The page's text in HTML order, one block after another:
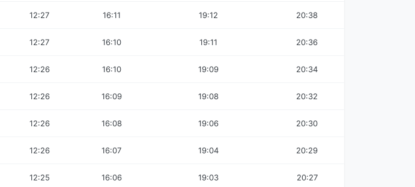
12:27 16:11 19:12 20:38
12:27 16:10 19:11 20:36
12:26 16:10 19:09 20:34
12:26 16:09 19:08 20:32
12:26 16:08 19:06 20:30
12:26 16:07 19:04 20:29
12:25 16:06 19:03 20:27